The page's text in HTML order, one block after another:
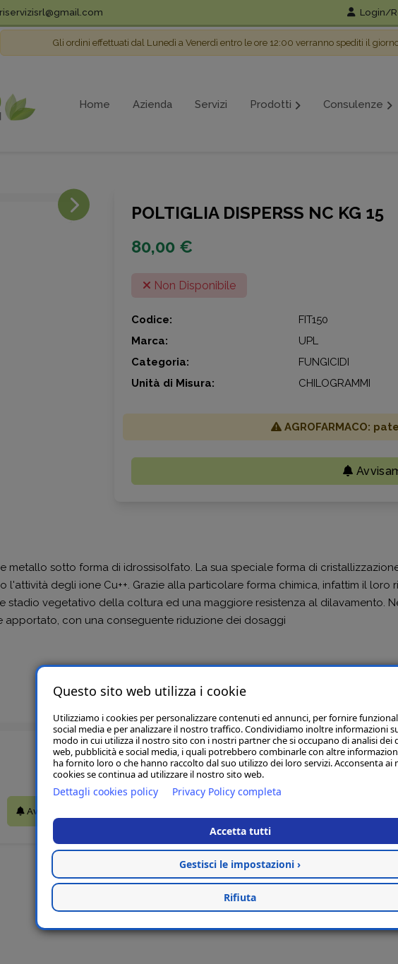
Login/
Gli ordini effettuati dal Lunedì a Venerdì entro le ore 12:00 verranno spediti il
Home Azienda Servizi Prodotti Consulenze
POLTIGLIA DISPERSS NC KG 15
80,00 €
Non Disponibile
Codice:
FIT150
Marca:
UPL
Categoria:
FUNGICIDI
Unità di Misura:
CHILOGRAMMI
AGROFARMACO:
metallo sotto forma di idrossisolfato. La sua speciale forma di
l'attività degli ione Cu++. Grazie alla particolare forma chimica, infattim il
stadio vegetativo della coltura ed una maggiore resistenza al dilavamento.
con una conseguente riduzione dei dosaggi
Articoli Correlati
Avvisami
PROSPER 300 CS LT5
€ 100,00
Questo sito web utilizza i cookie
Utilizziamo i cookies per personalizzare contenuti ed annunci, per fornire
social media e per analizzare il nostro traffico. Condividiamo inoltre informazioni
modo in cui utilizza il nostro sito con i nostri partner che si occupano di analisi dei
web, pubblicità e social media, i quali potrebbero combinarle con altre
ha fornito loro o che hanno raccolto dal suo utilizzo dei loro servizi. Acconsenta ai
cookies se continua ad utilizzare il nostro sito web.
Dettagli cookies policy Privacy Policy completa
Accetta tutti
Gestisci le impostazioni ›
Rifiuta